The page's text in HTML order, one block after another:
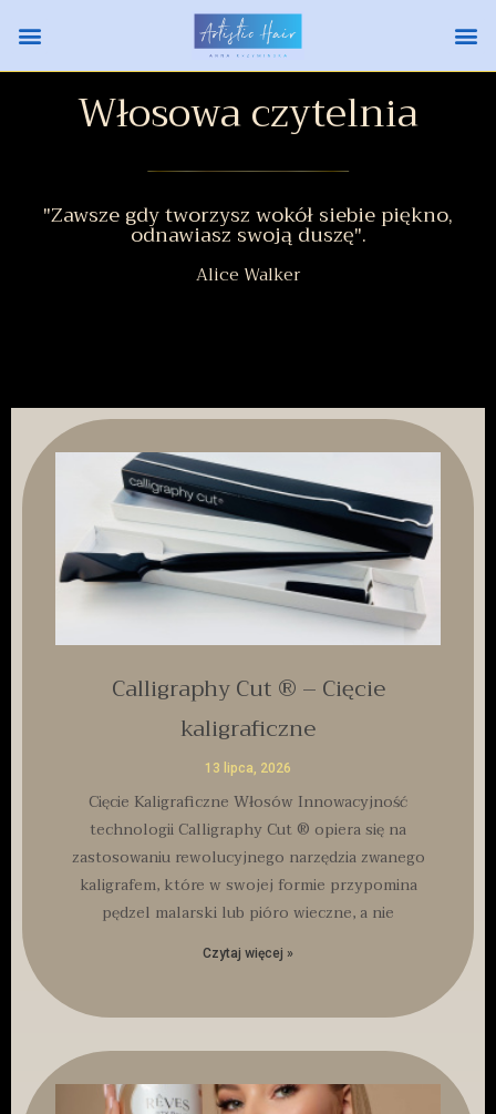
Włosowa czytelnia
"Zawsze gdy tworzysz wokół siebie piękno,
odnawiasz swoją duszę".
Alice Walker
Calligraphy Cut ® – Cięcie
kaligraficzne
13 lipca, 2026
Cięcie Kaligraficzne Włosów Innowacyjność
technologii Calligraphy Cut ® opiera się na
zastosowaniu rewolucyjnego narzędzia zwanego
kaligrafem, które w swojej formie przypomina
pędzel malarski lub pióro wieczne, a nie
Czytaj więcej »